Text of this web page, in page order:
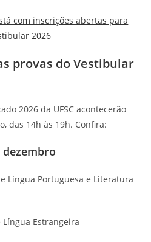
com inscrições abertas para
2026
provas do Vestibular
2026 da UFSC acontecerão
das 14h às 19h. Confira:
dezembro
Língua Portuguesa e Literatura
Estrangeira